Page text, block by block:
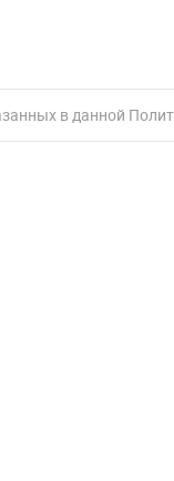
в данной